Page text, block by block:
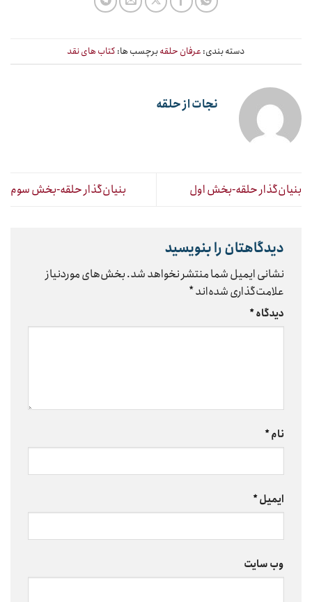
دسته بندی: عرفان حلقهبرچسب ها: کتاب های نقد
نجات از حلقه
بنیان‌گذار حلقه-بخش اول بنیان‌گذار حلقه-بخش سوم
دیدگاهتان را بنویسید
نشانی ایمیل شما منتشر نخواهد شد.بخش‌های موردنیاز
علامت‌گذاری شده‌اند*
دیدگاه*
نام*
ایمیل*
وب‌ سایت